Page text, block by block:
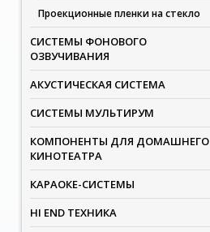
Проекционные пленки на стекло
СИСТЕМЫ ФОНОВОГО
ОЗВУЧИВАНИЯ
АКУСТИЧЕСКАЯ СИСТЕМА
СИСТЕМЫ МУЛЬТИРУМ
КОМПОНЕНТЫ ДЛЯ ДОМАШНЕГО
КИНОТЕАТРА
КАРАОКЕ-СИСТЕМЫ
HI END ТЕХНИКА